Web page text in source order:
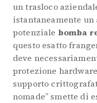
un trasloco
istantaneamente
potenziale bomba
questo esatto
deve
protezione
supporto
nomade” smette di